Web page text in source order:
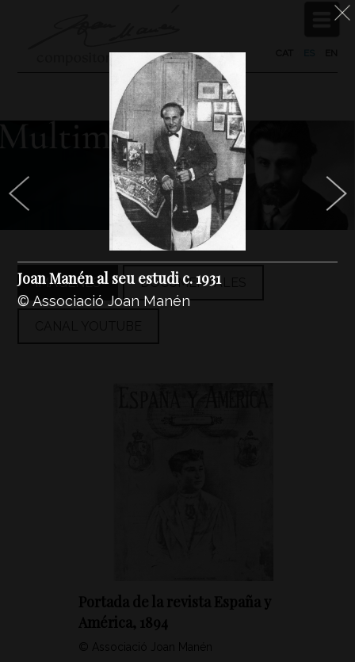
Joan Manén al seu estudi c. 1931
© Associació Joan Manén
IMÁGENES DOCUMENTALES
Portada de la revista España y
América, 1894
© Associació Joan Manén